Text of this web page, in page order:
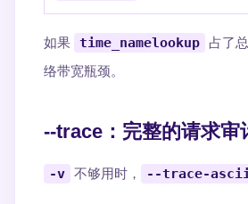
如果 time_namelookup 占了
络带宽瓶颈。
--trace：完整的请求审
-v 不够用时， --trace-